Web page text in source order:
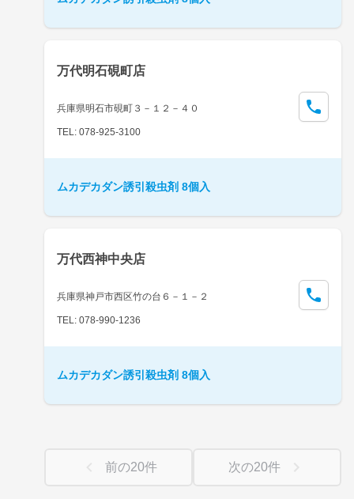
万代明石硯町店
兵庫県明石市硯町３－１２－４０
TEL: 078-925-3100
ムカデカダン誘引殺虫剤 8個入
万代西神中央店
兵庫県神戸市西区竹の台６－１－２
TEL: 078-990-1236
ムカデカダン誘引殺虫剤 8個入
前の20件 次の20件